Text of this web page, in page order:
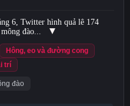
6, Twitter hình quả lê 174
đào...
Hông, eo và đường cong
trí
đào